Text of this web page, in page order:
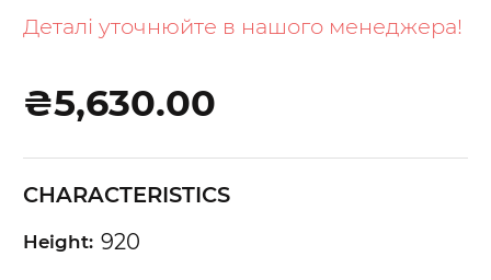
Деталі уточнюйте в нашого менеджера!
₴5,630.00
CHARACTERISTICS
Height: 920
the
the
gallery